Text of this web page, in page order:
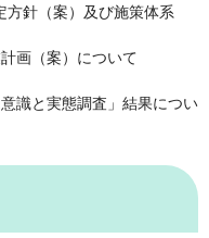
方針（案）及び施策体系
画（案）について
識と実態調査」結果につい